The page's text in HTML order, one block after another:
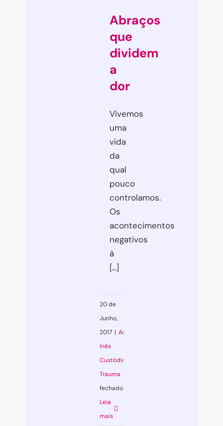
Abraços
que
dividem
a
dor
Vivemos
uma
vida
da
qual
pouco
controlamos.
Os
acontecimentos
negativos
à
[...]
20 de
Junho,
2017 | Autocompaixão
Inês
Custódio
Trauma
fechados
em
Abraços
Leia
mais